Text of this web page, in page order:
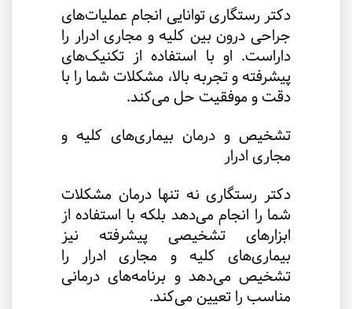
دکتر رستگاری توانایی انجام عملیات‌های
جراحی درون بین کلیه و مجاری ادرار را
داراست. او با استفاده از تکنیک‌های
پیشرفته و تجربه بالا، مشکلات شما را با
دقت و موفقیت حل می‌کند.
تشخیص و درمان بیماری‌های کلیه و
مجاری ادرار
دکتر رستگاری نه تنها درمان مشکلات
شما را انجام می‌دهد بلکه با استفاده از
ابزارهای تشخیصی پیشرفته نیز
بیماری‌های کلیه و مجاری ادرار را
تشخیص می‌دهد و برنامه‌های درمانی
مناسب را تعیین می‌کند.